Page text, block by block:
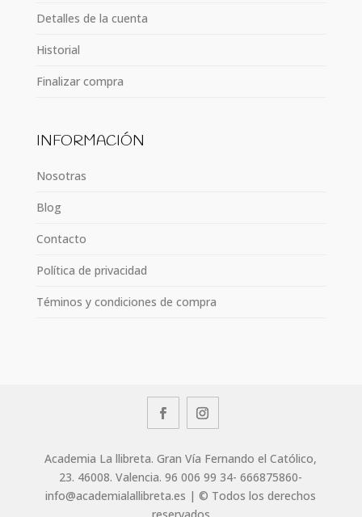
Detalles de la cuenta
Historial
Finalizar compra
INFORMACIÓN
Nosotras
Blog
Contacto
Política de privacidad
Téminos y condiciones de compra
Academia La llibreta. Gran Vía Fernando el Católico,
23. 46008. Valencia. 96 006 99 34- 666875860-
info@academialallibreta.es | © Todos los derechos
reservados